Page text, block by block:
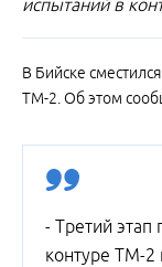
испытаний в
В Бийске
ТМ-2. Об этом
- Третий этап
контуре ТМ-2